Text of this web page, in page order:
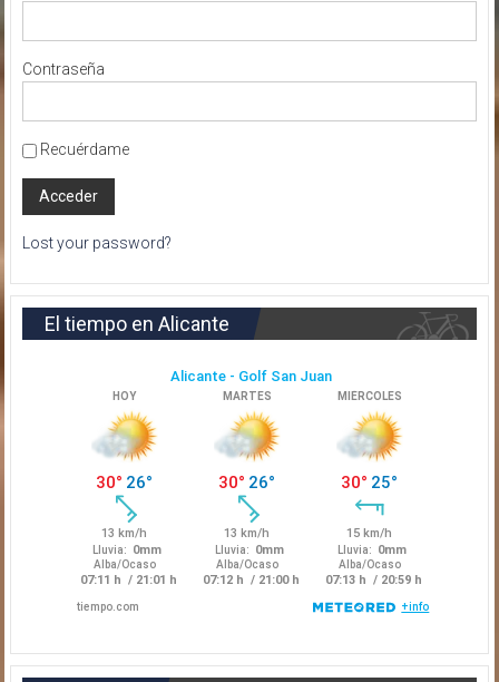
Contraseña
Recuérdame
Lost your password?
El tiempo en Alicante